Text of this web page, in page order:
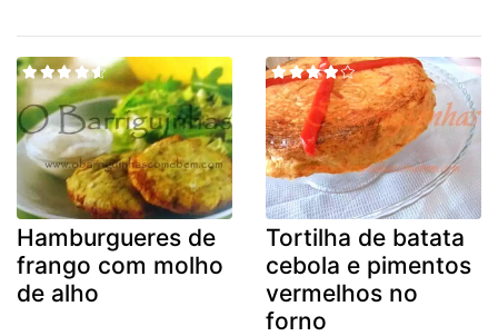
Hamburgueres de
frango com molho
de alho
Tortilha de batata
cebola e pimentos
vermelhos no
forno